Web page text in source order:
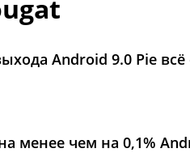
Android 9.0 Pie
менее чем на 0,1%